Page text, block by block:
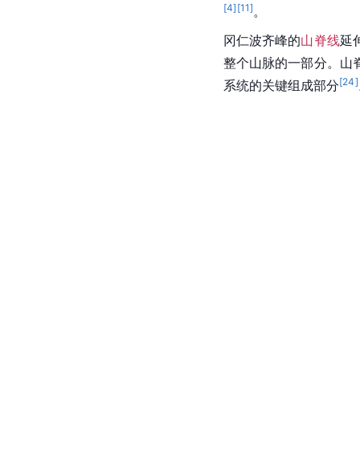
[4] [11] 。
冈仁波齐峰的山脊线延
整个山脉的一部分。山
系统的关键组成部分[24]